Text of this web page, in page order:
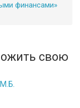
финансами»
свою